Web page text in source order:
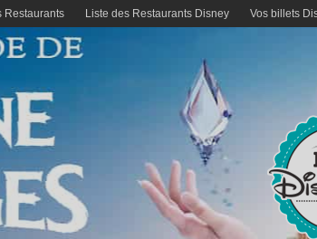
Restaurants Liste des Restaurants Disney Vos billets